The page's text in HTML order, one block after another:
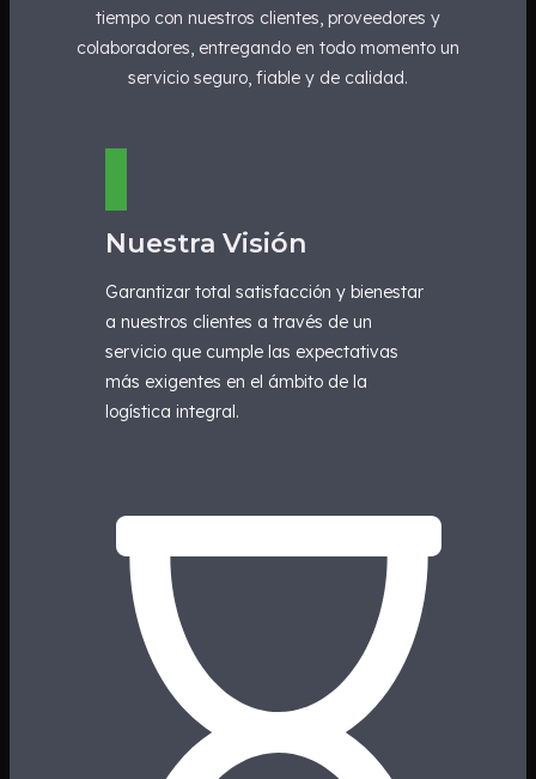
tiempo con nuestros clientes, proveedores y
colaboradores, entregando en todo momento un
servicio seguro, fiable y de calidad.
Nuestra Visión
Garantizar total satisfacción y bienestar
a nuestros clientes a través de un
servicio que cumple las expectativas
más exigentes en el ámbito de la
logística integral.